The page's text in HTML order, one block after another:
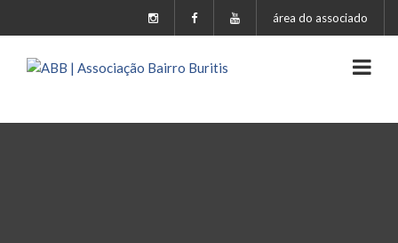
área do associado